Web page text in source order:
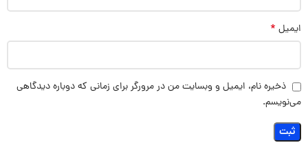
ایمیل *
ذخیره نام، ایمیل و وبسایت من در مرورگر برای زمانی که دوباره دیدگاهی
می‌نویسم.